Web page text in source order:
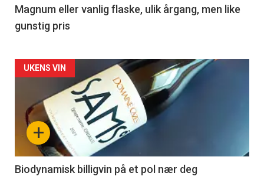
3
Magnum eller vanlig flaske, ulik årgang, men like
gunstig pris
Forsiden
akkurat
nå
4
+
UKENS VIN
Biodynamisk billigvin på et pol nær deg